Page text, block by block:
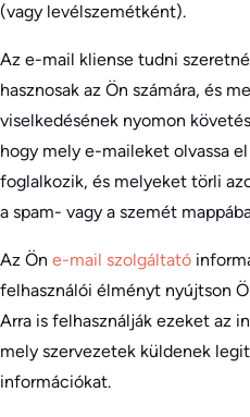
(vagy levélszemétként).
Az e-mail kliense tudni
hasznosak az Ön számára, és
viselkedésének nyomon
hogy mely e-maileket olvassa
foglalkozik, és melyeket törli
a spam- vagy a szemét
Az Ön e-mail szolgáltató
felhasználói élményt nyújtson
Arra is felhasználják ezeket az
mely szervezetek küldenek
információkat.